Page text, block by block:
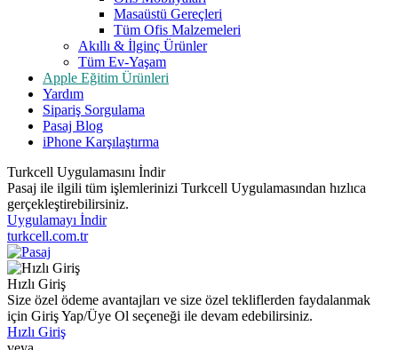
Masaüstü Gereçleri
Tüm Ofis Malzemeleri
Akıllı & İlginç Ürünler
Tüm Ev-Yaşam
Apple Eğitim Ürünleri
Yardım
Sipariş Sorgulama
Pasaj Blog
iPhone Karşılaştırma
Turkcell Uygulamasını İndir
Pasaj ile ilgili tüm işlemlerinizi Turkcell Uygulamasından hızlıca
gerçekleştirebilirsiniz.
Uygulamayı İndir
turkcell.com.tr
Hızlı Giriş
Size özel ödeme avantajları ve size özel tekliflerden faydalanmak
için Giriş Yap/Üye Ol seçeneği ile devam edebilirsiniz.
Hızlı Giriş